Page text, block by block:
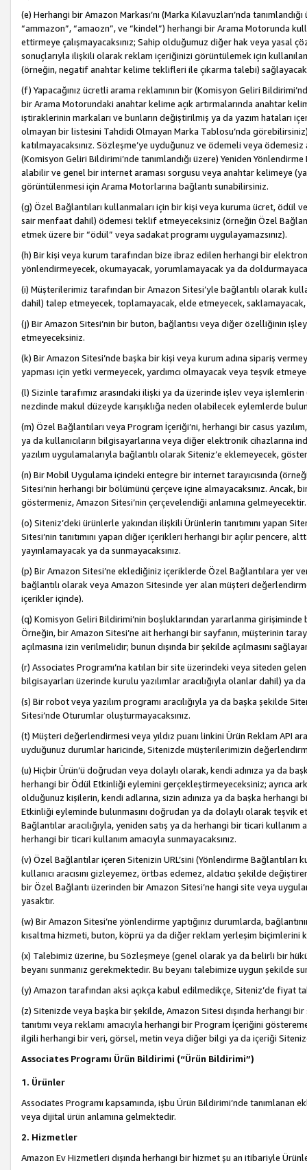
(e) Herhangi bir Amazon Markası’nı (Marka Kılavuzları’nda
“ammazon”, “amaozn”, ve “kindel”) herhangi bir Arama Motorunda
ettirmeye çalışmayacaksınız; Sahip olduğumuz diğer hak veya yasal
sonuçlarıyla ilişkili olarak reklam içeriğinizi görüntülemek için
(örneğin, negatif anahtar kelime teklifleri ile çıkarma talebi)
(f) Yapacağınız ücretli arama reklamının bir (Komisyon Geliri
bir Arama Motorundaki anahtar kelime açık artırmalarında anahtar
iştiraklerinin markaları ve bunların değiştirilmiş ya da yazım hataları
olmayan bir listesini Tahdidi Olmayan Marka Tablosu’nda
katılmayacaksınız. Sözleşme’ye uyduğunuz ve ödemeli veya
(Komisyon Geliri Bildirimi’nde tanımlandığı üzere) Yeniden
alabilir ve genel bir internet araması sorgusu veya anahtar kelimeye
görüntülenmesi için Arama Motorlarına bağlantı sunabilirsiniz.
(g) Özel Bağlantıları kullanmaları için bir kişi veya kuruma ücret, ödül
sair menfaat dahil) ödemesi teklif etmeyeceksiniz (örneğin Özel
etmek üzere bir “ödül” veya sadakat programı uygulayamazsınız).
(h) Bir kişi veya kurum tarafından bize ibraz edilen herhangi bir
yönlendirmeyecek, okumayacak, yorumlamayacak ya da
(i) Müşterilerimiz tarafından bir Amazon Sitesi’yle bağlantılı olarak
dahil) talep etmeyecek, toplamayacak, elde etmeyecek,
(j) Bir Amazon Sitesi’nin bir buton, bağlantısı veya diğer özelliğinin
etmeyeceksiniz.
(k) Bir Amazon Sitesi’nde başka bir kişi veya kurum adına sipariş
yapması için yetki vermeyecek, yardımcı olmayacak veya teşvik
(l) Sizinle tarafımız arasındaki ilişki ya da üzerinde işlev veya
nezdinde makul düzeyde karışıklığa neden olabilecek eylemlerde
(m) Özel Bağlantıları veya Program İçeriği’ni, herhangi bir casus
ya da kullanıcıların bilgisayarlarına veya diğer elektronik
yazılım uygulamalarıyla bağlantılı olarak Siteniz’e eklemeyecek,
(n) Bir Mobil Uygulama içindeki entegre bir internet tarayıcısında
Sitesi’nin herhangi bir bölümünü çerçeve içine almayacaksınız. Ancak,
göstermeniz, Amazon Sitesi’nin çerçevelendiği anlamına gelmeyecektir.
(o) Siteniz’deki ürünlerle yakından ilişkili Ürünlerin tanıtımını yapan
Sitesi’nin tanıtımını yapan diğer içerikleri herhangi bir açılır pencere,
yayınlamayacak ya da sunmayacaksınız.
(p) Bir Amazon Sitesi’ne eklediğiniz içeriklerde Özel Bağlantılara yer
bağlantılı olarak veya Amazon Sitesinde yer alan müşteri
içerikler içinde).
(q) Komisyon Geliri Bildirimi’nin boşluklarından yararlanma
Örneğin, bir Amazon Sitesi’ne ait herhangi bir sayfanın, müşterinin
açılmasına izin verilmelidir; bunun dışında bir şekilde açılmasını
(r) Associates Programı’na katılan bir site üzerindeki veya siteden
bilgisayarları üzerinde kurulu yazılımlar aracılığıyla olanlar dahil) ya
(s) Bir robot veya yazılım programı aracılığıyla ya da başka şekilde
Sitesi’nde Oturumlar oluşturmayacaksınız.
(t) Müşteri değerlendirmesi veya yıldız puanı linkini Ürün Reklam API
uyduğunuz durumlar haricinde, Sitenizde müşterilerimizin
(u) Hiçbir Ürün’ü doğrudan veya dolaylı olarak, kendi adınıza ya da
herhangi bir Ödül Etkinliği eylemini gerçekleştirmeyeceksiniz; ayrıca
olduğunuz kişilerin, kendi adlarına, sizin adınıza ya da başka herhangi
Etkinliği eyleminde bulunmasını doğrudan ya da dolaylı olarak teşvik
Bağlantılar aracılığıyla, yeniden satış ya da herhangi bir ticari
herhangi bir ticari kullanım amacıyla sunmayacaksınız.
(v) Özel Bağlantılar içeren Sitenizin URL’sini (Yönlendirme Bağlantıları
kullanıcı aracısını gizleyemez, örtbas edemez, aldatıcı şekilde
bir Özel Bağlantı üzerinden bir Amazon Sitesi’ne hangi site veya
yasaktır.
(w) Bir Amazon Sitesi’ne yönlendirme yaptığınız durumlarda,
kısaltma hizmeti, buton, köprü ya da diğer reklam yerleşim biçimlerini
(x) Talebimiz üzerine, bu Sözleşmeye (genel olarak ya da belirli bir
beyanı sunmanız gerekmektedir. Bu beyanı talebimize uygun şekilde
(y) Amazon tarafından aksi açıkça kabul edilmedikçe, Siteniz’de fiyat
(z) Sitenizde veya başka bir şekilde, Amazon Sitesi dışında herhangi
tanıtımı veya reklamı amacıyla herhangi bir Program İçeriğini
ilgili herhangi bir veri, görsel, metin veya diğer bilgi ya da içeriği
Associates Programı Ürün Bildirimi (“Ürün Bildirimi”)
1. Ürünler
Associates Programı kapsamında, işbu Ürün Bildirimi’nde
veya dijital ürün anlamına gelmektedir.
2. Hizmetler
Amazon Ev Hizmetleri dışında herhangi bir hizmet şu an itibariyle